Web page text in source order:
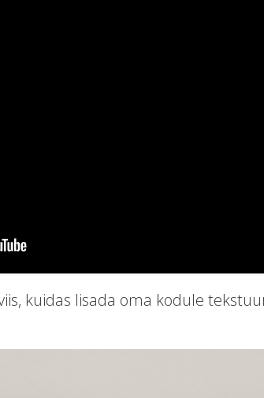
kuidas lisada oma kodule